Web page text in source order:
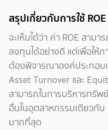
สรุปเกี่ยวกับการใช้
จะเห็นได้ว่า ค่า ROE สาม
ลงทุนได้อย่างดี แต่เพื่อให้
ต้องพิจารณาองค์ประกอบ
Asset Turnover และ
สามารถในการบริหารทรั
อื่นในอุตสาหกรรมเดียวกัน
มากที่สุด